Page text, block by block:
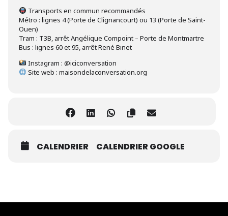
Transports en commun recommandés
Métro : lignes 4 (Porte de Clignancourt) ou 13 (Porte de Saint-
Ouen)
Tram : T3B, arrêt Angélique Compoint – Porte de Montmartre
Bus : lignes 60 et 95, arrêt René Binet
Instagram : @iciconversation
Site web : maisondelaconversation.org
CALENDRIER CALENDRIER GOOGLE